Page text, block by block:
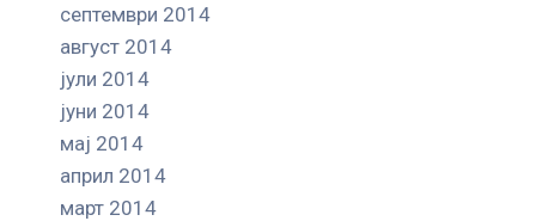
септември 2014
август 2014
јули 2014
јуни 2014
мај 2014
април 2014
март 2014